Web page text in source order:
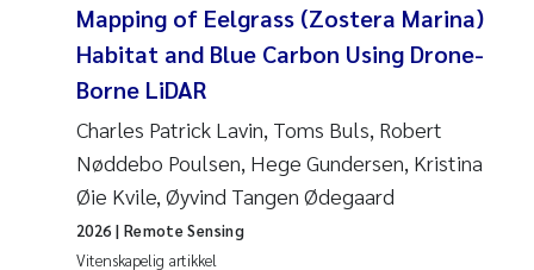
Mapping of Eelgrass (Zostera Marina)
Habitat and Blue Carbon Using Drone-
Borne LiDAR
Charles Patrick Lavin, Toms Buls, Robert
Nøddebo Poulsen, Hege Gundersen, Kristina
Øie Kvile, Øyvind Tangen Ødegaard
Vitenskapelig artikkel
2026 | Remote Sensing